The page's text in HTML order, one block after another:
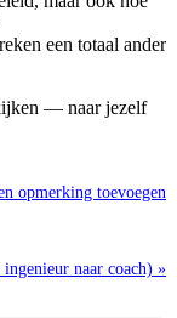
een totaal ander
— naar jezelf
opmerking toevoegen
naar coach) »